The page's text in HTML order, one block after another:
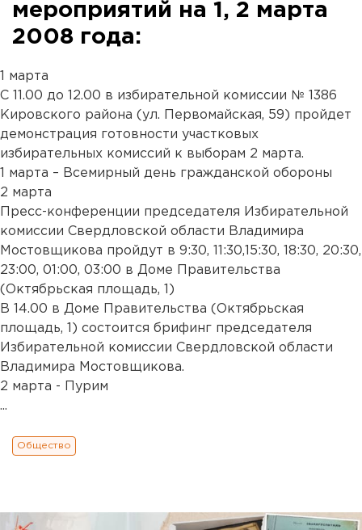
мероприятий на 1, 2 марта
2008 года:
1 марта
С 11.00 до 12.00 в избирательной комиссии № 1386
Кировского района (ул. Первомайская, 59) пройдет
демонстрация готовности участковых
избирательных комиссий к выборам 2 марта.
1 марта – Всемирный день гражданской обороны
2 марта
Пресс-конференции председателя Избирательной
комиссии Свердловской области Владимира
Мостовщикова пройдут в 9:30, 11:30,15:30, 18:30, 20:30,
23:00, 01:00, 03:00 в Доме Правительства
(Октябрьская площадь, 1)
В 14.00 в Доме Правительства (Октябрьская
площадь, 1) состоится брифинг председателя
Избирательной комиссии Свердловской области
Владимира Мостовщикова.
2 марта - Пурим
...
Общество